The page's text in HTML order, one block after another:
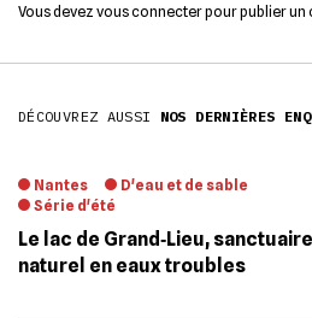
Vous devez vous connecterpour publier un
DÉCOUVREZ AUSSI NOS DERNIÈRES
Nantes
D'eau et de sable
Série d'été
Le lac de Grand‐Lieu, sanctuaire
naturel en eaux troubles